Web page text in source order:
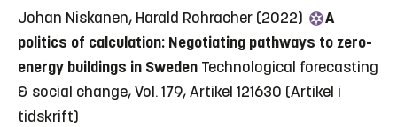
Johan Niskanen, Harald Rohracher (2022)
A
politics of calculation: Negotiating pathways to zero-
energy buildings in Sweden Technological forecasting
& social change, Vol. 179, Artikel 121630 (Artikel i
tidskrift)